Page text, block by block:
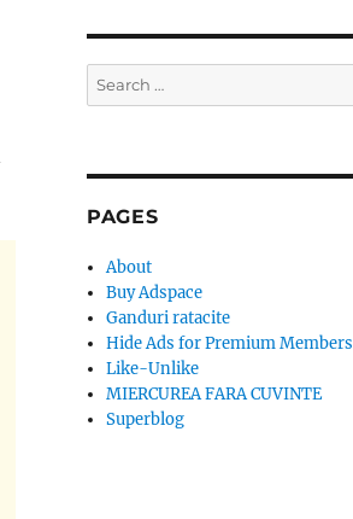
Search
for:
PAGES
About
Buy Adspace
Ganduri ratacite
Hide Ads for Premium Members
Like-Unlike
MIERCUREA FARA CUVINTE
Superblog